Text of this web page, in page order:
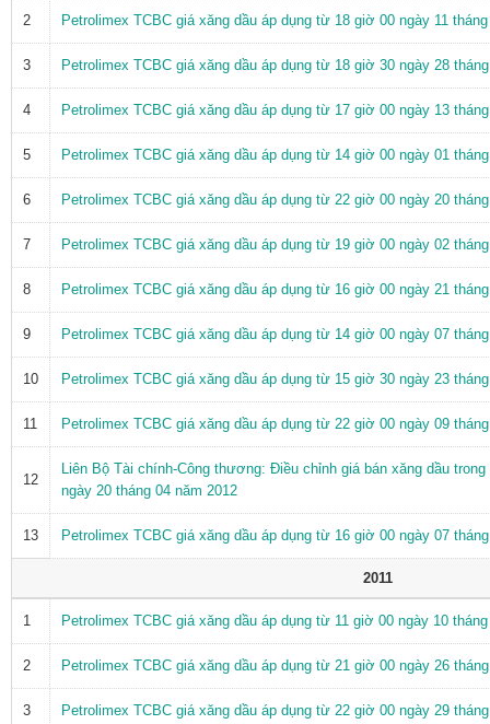
2 Petrolimex TCBC giá xăng dầu áp dụng từ 18 giờ 00 ngày 11
3 Petrolimex TCBC giá xăng dầu áp dụng từ 18 giờ 30 ngày 28
4 Petrolimex TCBC giá xăng dầu áp dụng từ 17 giờ 00 ngày 13
5 Petrolimex TCBC giá xăng dầu áp dụng từ 14 giờ 00 ngày 01
6 Petrolimex TCBC giá xăng dầu áp dụng từ 22 giờ 00 ngày 20
7 Petrolimex TCBC giá xăng dầu áp dụng từ 19 giờ 00 ngày 02
8 Petrolimex TCBC giá xăng dầu áp dụng từ 16 giờ 00 ngày 21
9 Petrolimex TCBC giá xăng dầu áp dụng từ 14 giờ 00 ngày 07
10 Petrolimex TCBC giá xăng dầu áp dụng từ 15 giờ 30 ngày 23
11 Petrolimex TCBC giá xăng dầu áp dụng từ 22 giờ 00 ngày 09
12
Liên Bộ Tài chính-Công thương: Điều chỉnh giá bán xăng dầu
ngày 20 tháng 04 năm 2012
13 Petrolimex TCBC giá xăng dầu áp dụng từ 16 giờ 00 ngày 07
2011
1 Petrolimex TCBC giá xăng dầu áp dụng từ 11 giờ 00 ngày 10
2 Petrolimex TCBC giá xăng dầu áp dụng từ 21 giờ 00 ngày 26
3 Petrolimex TCBC giá xăng dầu áp dụng từ 22 giờ 00 ngày 29